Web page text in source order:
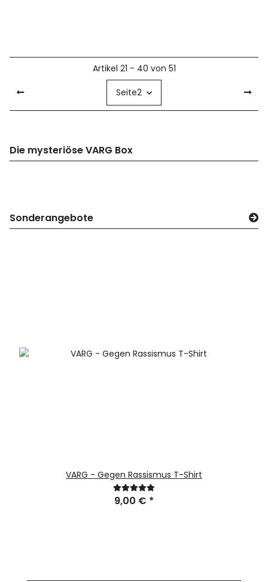
Artikel 21 - 40 von 51
Seite2
Die mysteriöse VARG Box
Sonderangebote
VARG - Gegen Rassismus T-Shirt
9,00 € *